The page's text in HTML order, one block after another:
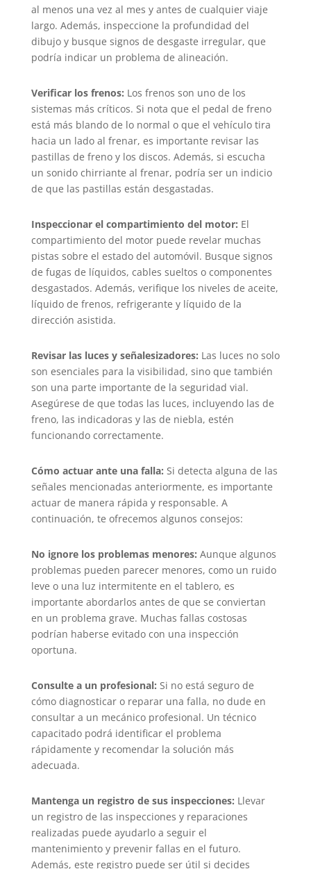
al menos una vez al mes y antes de cualquier viaje
largo. Además, inspeccione la profundidad del
dibujo y busque signos de desgaste irregular, que
podría indicar un problema de alineación.
Verificar los frenos: Los frenos son uno de los
sistemas más críticos. Si nota que el pedal de freno
está más blando de lo normal o que el vehículo tira
hacia un lado al frenar, es importante revisar las
pastillas de freno y los discos. Además, si escucha
un sonido chirriante al frenar, podría ser un indicio
de que las pastillas están desgastadas.
Inspeccionar el compartimiento del motor: El
compartimiento del motor puede revelar muchas
pistas sobre el estado del automóvil. Busque signos
de fugas de líquidos, cables sueltos o componentes
desgastados. Además, verifique los niveles de aceite,
líquido de frenos, refrigerante y líquido de la
dirección asistida.
Revisar las luces y señalesizadores: Las luces no solo
son esenciales para la visibilidad, sino que también
son una parte importante de la seguridad vial.
Asegúrese de que todas las luces, incluyendo las de
freno, las indicadoras y las de niebla, estén
funcionando correctamente.
Cómo actuar ante una falla: Si detecta alguna de las
señales mencionadas anteriormente, es importante
actuar de manera rápida y responsable. A
continuación, te ofrecemos algunos consejos:
No ignore los problemas menores: Aunque algunos
problemas pueden parecer menores, como un ruido
leve o una luz intermitente en el tablero, es
importante abordarlos antes de que se conviertan
en un problema grave. Muchas fallas costosas
podrían haberse evitado con una inspección
oportuna.
Consulte a un profesional: Si no está seguro de
cómo diagnosticar o reparar una falla, no dude en
consultar a un mecánico profesional. Un técnico
capacitado podrá identificar el problema
rápidamente y recomendar la solución más
adecuada.
Mantenga un registro de sus inspecciones: Llevar
un registro de las inspecciones y reparaciones
realizadas puede ayudarlo a seguir el
mantenimiento y prevenir fallas en el futuro.
Además, este registro puede ser útil si decides